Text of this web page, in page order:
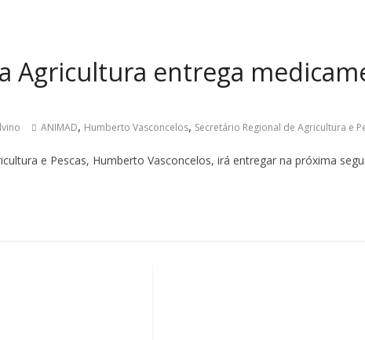
Agricultura entrega
ANIMAD, Humberto Vasconcelos, Secretário Regional de Agricultura e
e Pescas, Humberto Vasconcelos, irá entregar na próxima